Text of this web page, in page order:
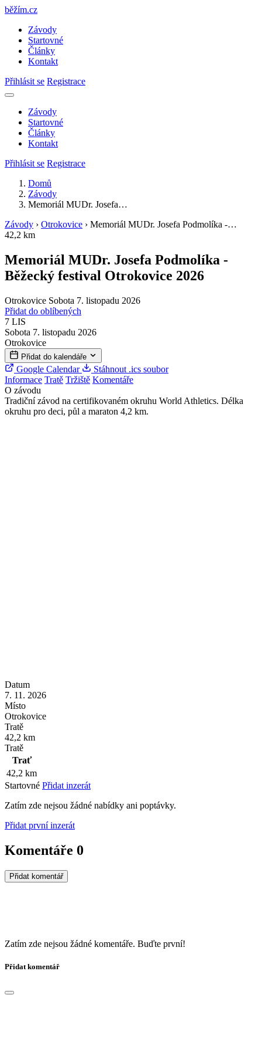
běžím.cz
Závody
Startovné
Články
Kontakt
Přihlásit se Registrace
Závody
Startovné
Články
Kontakt
Přihlásit se Registrace
Domů
Závody
Memoriál MUDr. Josefa…
Závody › Otrokovice › Memoriál MUDr. Josefa Podmolíka -…
42,2 km
Memoriál MUDr. Josefa Podmolíka -
Běžecký festival Otrokovice 2026
Otrokovice Sobota 7. listopadu 2026
Přidat do oblíbených
7 LIS
Sobota 7. listopadu 2026
Otrokovice
Přidat do kalendáře
Google Calendar
Stáhnout .ics soubor
Informace Tratě Tržiště Komentáře
O závodu
Tradiční závod na certifikovaném okruhu World Athletics. Délka
okruhu pro deci, půl a maraton 4,2 km.
Datum
7. 11. 2026
Místo
Otrokovice
Tratě
42,2 km
Tratě
Trať
42,2 km
Startovné Přidat inzerát
Zatím zde nejsou žádné nabídky ani poptávky.
Přidat první inzerát
Komentáře 0
Přidat komentář
Zatím zde nejsou žádné komentáře. Buďte první!
Přidat komentář